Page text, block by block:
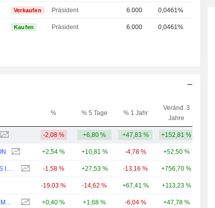
Verkaufen Präsident 6.000 0,0461%
Kaufen Präsident 6.000 0,0461%
% % 5 Tage % 1 Jahr
Veränd. 3
Jahre
-2,08 % +6,80 % +47,83 % +152,81 %
+2,54 % +10,81 % -4,78 % +52,50 %
-1,58 % +27,53 % -13,16 % +756,70 %
-19,03 % -14,62 % +67,41 % +113,23 %
+0,40 % +1,68 % -6,04 % +47,78 %